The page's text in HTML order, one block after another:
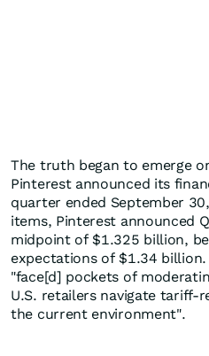
The truth began to emerge
Pinterest announced its
quarter ended September
items, Pinterest announced
midpoint of $1.325 billion,
expectations of $1.34
"face[d] pockets of
U.S. retailers navigate tariff-
the current environment".